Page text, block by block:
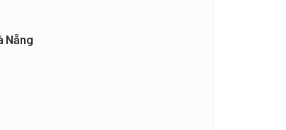
Nẵng